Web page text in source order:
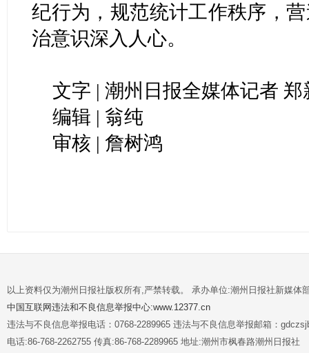
纪行为，规范统计工作秩序，
治意识深入人心。
文字 | 潮州日报全媒体记者 郑
编辑 | 翁纯
审核 | 詹树鸿
以上资料仅为潮州日报社版权所有,严禁转载。 承办单位:潮州日报社新媒体
中国互联网违法和不良信息举报中心:www.12377.cn
违法与不良信息举报电话：0768-2289965 违法与不良信息举报邮箱：
电话:86-768-2262755 传真:86-768-2289965 地址:潮州市枫春路潮州日报社